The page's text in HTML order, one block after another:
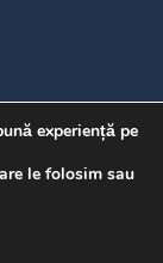
experiență pe
le folosim sau